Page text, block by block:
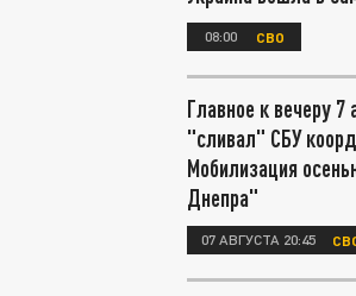
08:00 СВО
Главное к вечеру 7
"сливал" СБУ
Мобилизация
Днепра"
07 АВГУСТА 20:45